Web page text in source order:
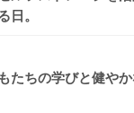
日。
たちの学びと健や